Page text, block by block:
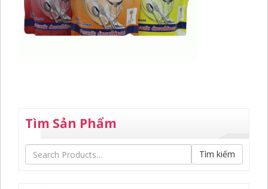
Tìm Sản Phẩm
Tìm kiếm